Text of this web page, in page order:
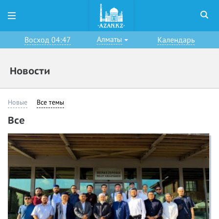
Восход 04:47 Алматы Календарь
Новости
Новые Все темы
Все